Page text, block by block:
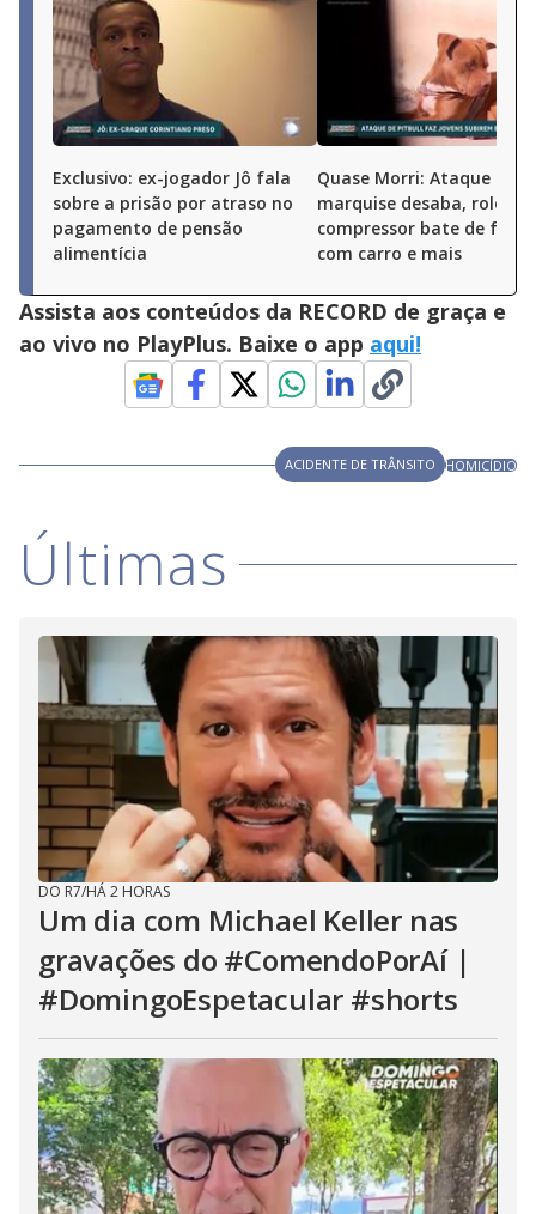
Exclusivo: ex-jogador Jô fala
sobre a prisão por atraso no
pagamento de pensão
alimentícia
Quase Morri: Ataque de
marquise desaba, rolo
compressor bate de
com carro e mais
Assista aos conteúdos da RECORD de graça e
ao vivo no PlayPlus. Baixe o app aqui!
ACIDENTE DE TRÂNSITO HOMICÍDIO
Últimas
DO R7/HÁ 2 HORAS
Um dia com Michael Keller nas
gravações do #ComendoPorAí |
#DomingoEspetacular #shorts